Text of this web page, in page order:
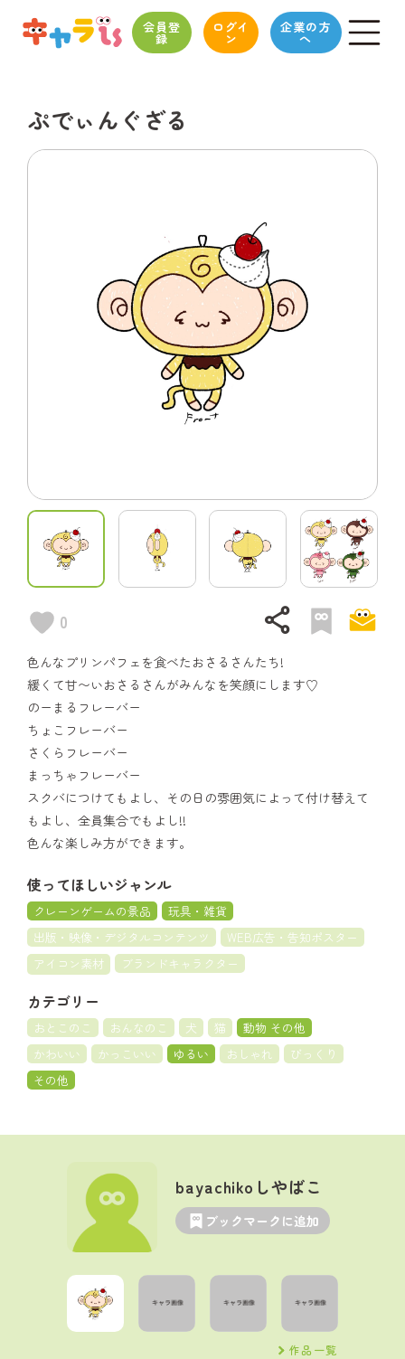
会員登
録
ログイ
ン
企業の方
へ
ぷでぃんぐざる
0 share
色んなプリンパフェを食べたおさるさんたち!
緩くて甘〜いおさるさんがみんなを笑顔にします♡
のーまるフレーバー
ちょこフレーバー
さくらフレーバー
まっちゃフレーバー
スクバにつけてもよし、その日の雰囲気によって付け替えて
もよし、全員集合でもよし!!
色んな楽しみ方ができます。
使ってほしいジャンル
クレーンゲームの景品
玩具・雑貨
出版・映像・デジタルコンテンツ
WEB広告・告知ポスター
アイコン素材
ブランドキャラクター
カテゴリー
おとこのこ おんなのこ 犬 猫
動物 その他
かわいい
かっこいい ゆるい おしゃれ
びっくり
その他
bayachikoしやばこ
ブックマークに追加
作品一覧